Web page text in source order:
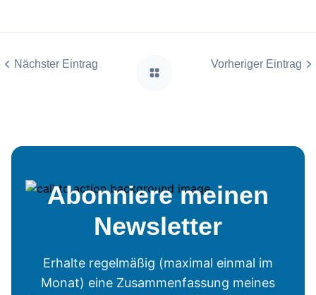
Nächster Eintrag Vorheriger Eintrag
Abonniere meinen
Newsletter
Erhalte regelmäßig (maximal einmal im
Monat) eine Zusammenfassung meines